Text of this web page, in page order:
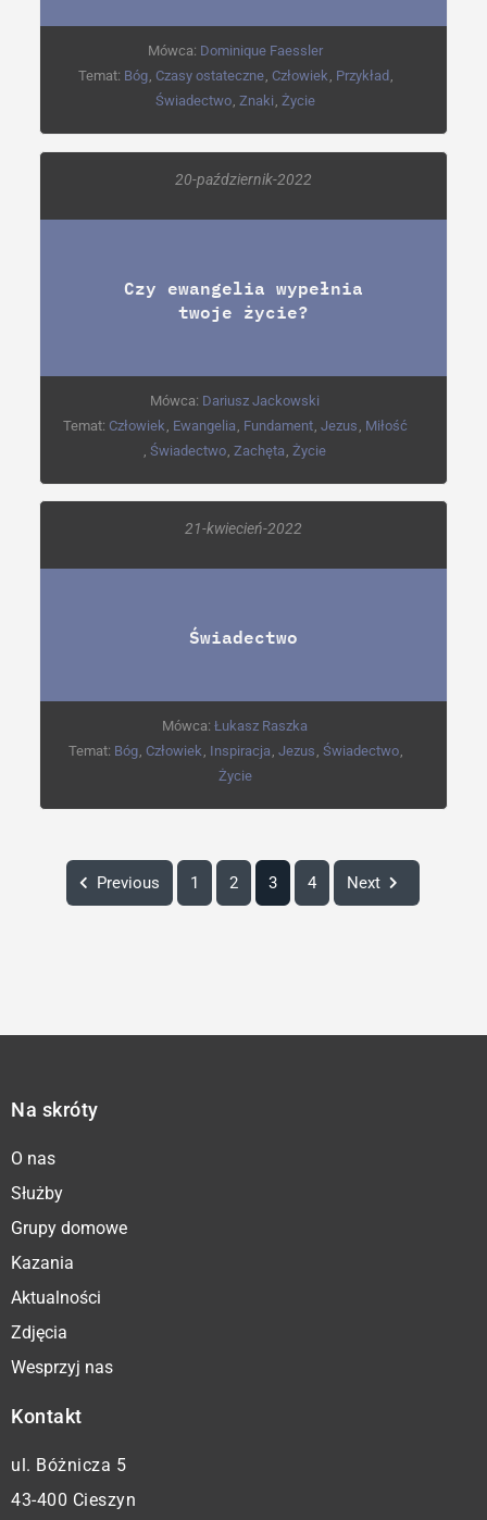
Mówca: Dominique Faessler
Temat: Bóg Czasy ostateczne Człowiek Przykład
Świadectwo Znaki Życie
20-październik-2022
Czy ewangelia wypełnia
twoje życie?
Mówca: Dariusz Jackowski
Temat: Człowiek Ewangelia Fundament Jezus Miłość
,Świadectwo ,Zachęta ,Życie
21-kwiecień-2022
Świadectwo
Mówca:Łukasz Raszka
Temat: Bóg, Człowiek , Inspiracja, Jezus , Świadectwo,
Życie
Previous 1 2 3 4 Next
Na skróty
O nas
Służby
Grupy domowe
Kazania
Aktualności
Zdjęcia
Wesprzyj nas
Kontakt
ul. Bóżnicza 5
43-400 Cieszyn